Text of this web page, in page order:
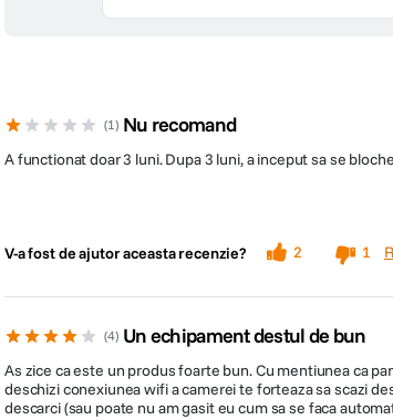
- Greutate: 112g
Aplicatie telefon, Aplicatie calculator
1 Nu recomand
A functionat doar 3 luni. Dupa 3 luni, a inceput sa se
V-a fost de ajutor aceasta recenzie? 2 1
4 Un echipament destul de bun
As zice ca este un produs foarte bun. Cu mentiunea ca
deschizi conexiunea wifi a camerei te forteaza sa scazi
descarci (sau poate nu am gasit eu cum sa se faca